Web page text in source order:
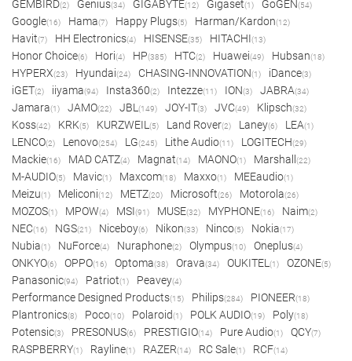
GEMBIRD(2) Genius(34) GIGABYTE(12) Gigaset(1) GoGEN(54)
Google(16) Hama(7) Happy Plugs(5) Harman/Kardon(12)
Havit(7) HH Electronics(4) HISENSE(35) HITACHI(13)
Honor Choice(6) Hori(4) HP(385) HTC(2) Huawei(49) Hubsan(18)
HYPERX(23) Hyundai(24) CHASING-INNOVATION(1) iDance(3)
iGET(2) iiyama(94) Insta360(2) Intezze(11) ION(3) JABRA(34)
Jamara(1) JAMO(22) JBL (149) JOY-IT(3) JVC(49) Klipsch(32)
Koss(42) KRK(5) KURZWEIL (5) Land Rover(2) Laney(6) LEA(1)
LENCO(2) Lenovo(254) LG(245) Lithe Audio(11) LOGITECH(29)
Mackie(16) MAD CATZ(4) Magnat(14) MAONO(1) Marshall (22)
M-AUDIO(5) Mavic(1) Maxcom(18) Maxxo(1) MEEaudio(1)
Meizu(1) Meliconi(12) METZ(20) Microsoft(26) Motorola(26)
MOZOS(1) MPOW(4) MSI(91) MUSE(32) MYPHONE(16) Naim(2)
NEC(16) NGS(21) Niceboy(6) Nikon(33) Ninco(5) Nokia(17)
Nubia(1) NuForce(4) Nuraphone(2) Olympus(10) Oneplus(4)
ONKYO(6) OPPO(16) Optoma(38) Orava(34) OUKITEL (1) OZONE(5)
Panasonic(94) Patriot(1) Peavey(4)
Performance Designed Products(15) Philips(284) PIONEER(18)
Plantronics(8) Poco(10) Polaroid(1) POLK AUDIO(19) Poly(18)
Potensic(3) PRESONUS(6) PRESTIGIO(14) Pure Audio(1) QCY(7)
RASPBERRY(1) Rayline(1) RAZER(14) RC Sale(1) RCF(14)